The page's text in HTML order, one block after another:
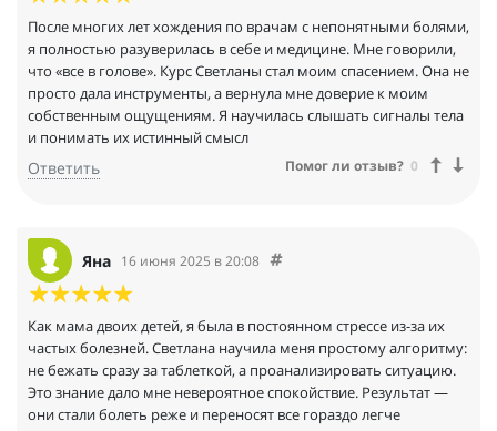
После многих лет хождения по врачам с непонятными болями,
я полностью разуверилась в себе и медицине. Мне говорили,
что «все в голове». Курс Светланы стал моим спасением. Она не
просто дала инструменты, а вернула мне доверие к моим
собственным ощущениям. Я научилась слышать сигналы тела
и понимать их истинный смысл
Ответить Помог ли отзыв? 0
Яна 16 июня 2025 в 20:08
Как мама двоих детей, я была в постоянном стрессе из-за их
частых болезней. Светлана научила меня простому алгоритму:
не бежать сразу за таблеткой, а проанализировать ситуацию.
Это знание дало мне невероятное спокойствие. Результат —
они стали болеть реже и переносят все гораздо легче